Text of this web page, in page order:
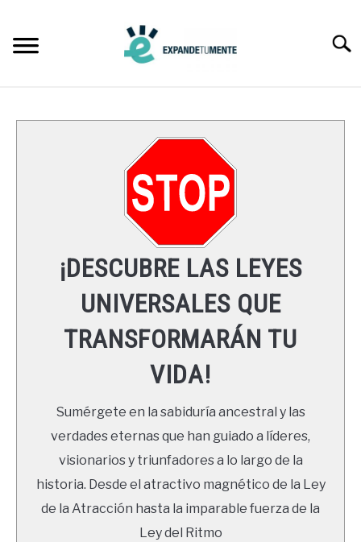
content
LEYES UNIVERSALES
RECURSOS
NEWSLETTER
¡DESCUBRE LAS LEYES
UNIVERSALES QUE
TRANSFORMARÁN TU
VIDA!
Sumérgete en la sabiduría ancestral y las
verdades eternas que han guiado a líderes,
visionarios y triunfadores a lo largo de la
historia. Desde el atractivo magnético de la Ley
de la Atracción hasta la imparable fuerza de la
Ley del Ritmo